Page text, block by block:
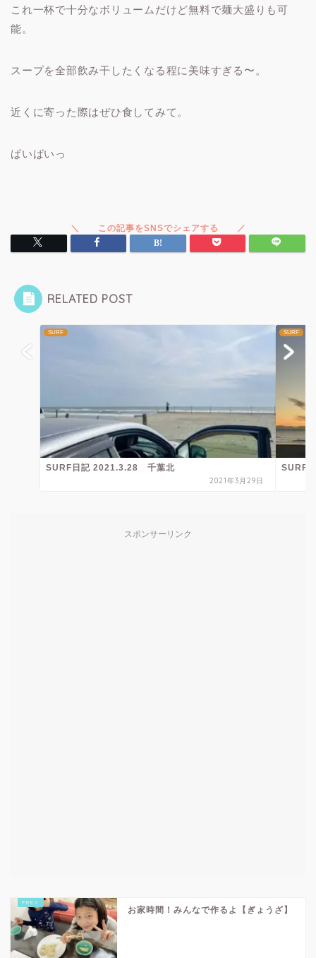
これ一杯で十分なボリュームだけど無料で麺大盛りも可
能。
スープを全部飲み干したくなる程に美味すぎる〜。
近くに寄った際はぜひ食してみて。
ばいばいっ
RELATED POST
SURF
SURF日記 2021.3.28 千葉北
2021年3月29日
SURF
SURF
スポンサーリンク
お家時間！みんなで作るよ【ぎょうざ】